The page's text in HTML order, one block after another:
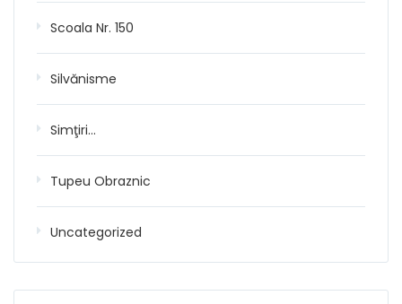
Scoala Nr. 150
Silvănisme
Simţiri…
Tupeu Obraznic
Uncategorized